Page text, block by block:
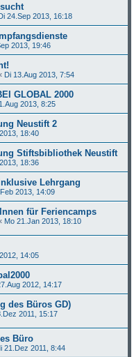
24.Sep 2013, 16:18
2013, 19:46
Di 13.Aug 2013, 7:54
GLOBAL 2000
2013, 8:25
Neustift 2
18:40
Stiftsbibliothek Neustift
18:36
Lehrgang
2013, 14:09
für Feriencamps
Mo 21.Jan 2013, 18:10
14:05
2012, 14:17
des Büros GD)
2011, 15:17
Büro
21.Dez 2011, 8:44